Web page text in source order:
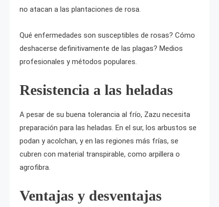
no atacan a las plantaciones de rosa.
Qué enfermedades son susceptibles de rosas? Cómo
deshacerse definitivamente de las plagas? Medios
profesionales y métodos populares.
Resistencia a las heladas
A pesar de su buena tolerancia al frío, Zazu necesita
preparación para las heladas. En el sur, los arbustos se
podan y acolchan, y en las regiones más frías, se
cubren con material transpirable, como arpillera o
agrofibra.
Ventajas y desventajas